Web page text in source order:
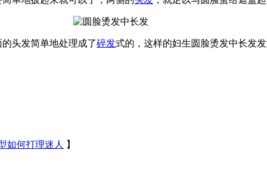
头发简单地处理成了碎发式的，这样的妇生圆脸烫发中长发
如何打理迷人 】